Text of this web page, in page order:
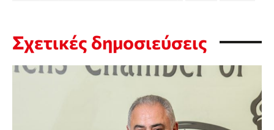
Σχετικές δημοσιεύσεις